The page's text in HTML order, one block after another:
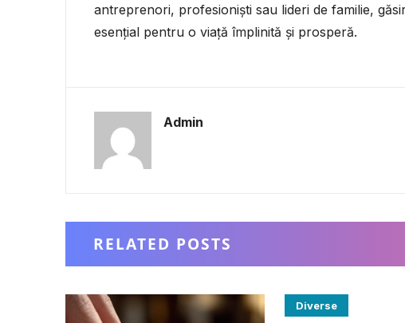
antreprenori, profesioniști sau lideri de familie,
esențial pentru o viață împlinită și prosperă.
Admin
RELATED POSTS
Diverse